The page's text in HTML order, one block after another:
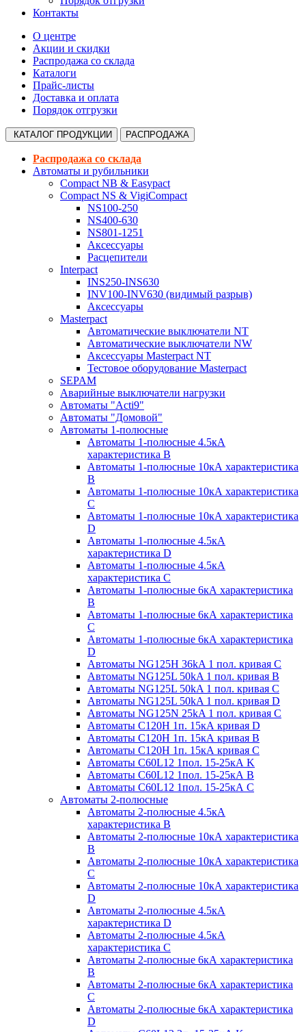
Контакты
О центре
Акции и скидки
Распродажа со склада
Каталоги
Прайс-листы
Доставка и оплата
Порядок отгрузки
КАТАЛОГ ПРОДУКЦИИ РАСПРОДАЖА
Распродажа со склада
Автоматы и рубильники
Compact NB & Easypact
Compact NS & VigiCompact
NS100-250
NS400-630
NS801-1251
Аксессуары
Расцепители
Interpact
INS250-INS630
INV100-INV630 (видимый разрыв)
Аксессуары
Masterpact
Автоматические выключатели NT
Автоматические выключатели NW
Аксессуары Masterpact NT
Тестовое оборудование Masterpact
SEPAM
Аварийные выключатели нагрузки
Автоматы "Acti9"
Автоматы "Домовой"
Автоматы 1-полюсные
Автоматы 1-полюсные 4.5кА
характеристика В
Автоматы 1-полюсные 10кА характеристика
B
Автоматы 1-полюсные 10кА характеристика
C
Автоматы 1-полюсные 10кА характеристика
D
Автоматы 1-полюсные 4.5кА
характеристика D
Автоматы 1-полюсные 4.5кА
характеристика С
Автоматы 1-полюсные 6кА характеристика
B
Автоматы 1-полюсные 6кА характеристика
C
Автоматы 1-полюсные 6кА характеристика
D
Автоматы NG125H 36kA 1 пол. кривая C
Автоматы NG125L 50kA 1 пол. кривая B
Автоматы NG125L 50kA 1 пол. кривая C
Автоматы NG125L 50kA 1 пол. кривая D
Автоматы NG125N 25kA 1 пол. кривая C
Автоматы С120H 1п. 15кА кривая D
Автоматы С120H 1п. 15кА кривая В
Автоматы С120H 1п. 15кА кривая С
Автоматы С60L12 1пол. 15-25кА K
Автоматы С60L12 1пол. 15-25кА В
Автоматы С60L12 1пол. 15-25кА С
Автоматы 2-полюсные
Автоматы 2-полюсные 4.5кА
характеристика В
Автоматы 2-полюсные 10кА характеристика
B
Автоматы 2-полюсные 10кА характеристика
C
Автоматы 2-полюсные 10кА характеристика
D
Автоматы 2-полюсные 4.5кА
характеристика D
Автоматы 2-полюсные 4.5кА
характеристика С
Автоматы 2-полюсные 6кА характеристика
B
Автоматы 2-полюсные 6кА характеристика
C
Автоматы 2-полюсные 6кА характеристика
D